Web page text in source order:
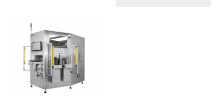
的に取り除くことができ、
残留ウェハの検出、残留接
着剤のクリーニング、およ
びアイアンフレームの袋詰
めを自動的に行う機能を備